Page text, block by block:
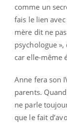
comme un
fais le lien
mère dit ne
psychologue
car elle-même
Anne fera son
parents.
ne parle
que le fait